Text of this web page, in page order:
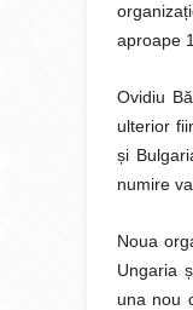
organizaț
aproape
Ovidiu
ulterior
și
numire
Noua
Ungaria ș
una nou